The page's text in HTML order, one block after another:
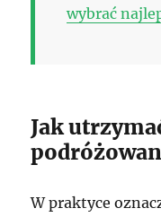
wybrać
Jak
W praktyce